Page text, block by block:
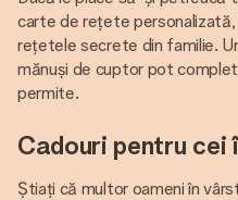
carte de rețete
rețetele secrete din familie.
mănuși de cuptor pot
permite.
Cadouri pentru cei
Știați că multor oameni în